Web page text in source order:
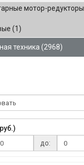
мотор-редукторы
(1)
техника (2968)
до: